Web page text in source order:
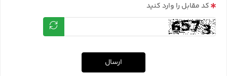
کد مقابل را وارد کنید
ارسال